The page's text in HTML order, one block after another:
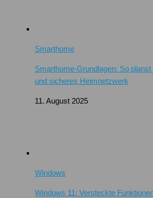
Smarthome
Smarthome-Grundlagen: So
und sicheres Heimnetzwerk
11. August 2025
Windows
Windows 11: Versteckte